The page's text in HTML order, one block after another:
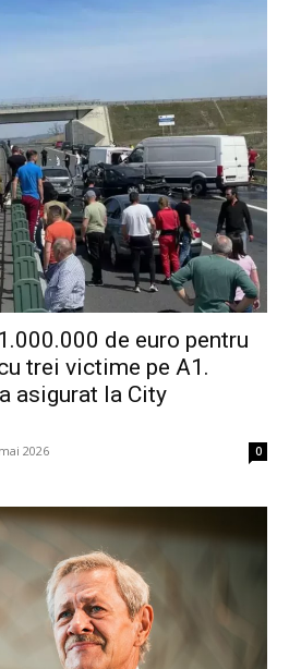
de euro pentru
trei victime pe A1.
asigurat la City
2026 0